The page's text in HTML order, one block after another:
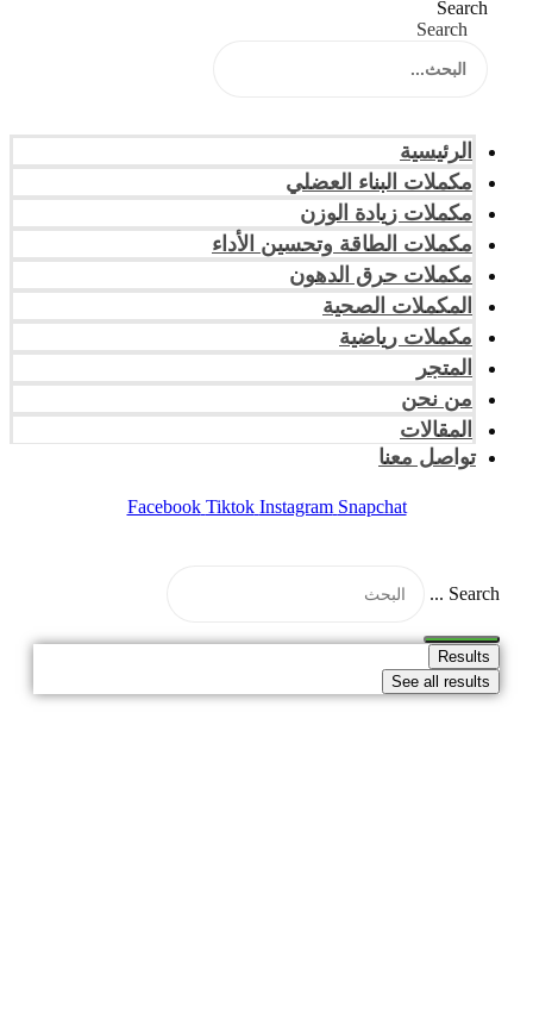
Search
Search
الرئيسية
مكملات البناء العضلي
مكملات زيادة الوزن
مكملات الطاقة وتحسين الأداء
مكملات حرق الدهون
المكملات الصحية
مكملات رياضية
المتجر
من نحن
المقالات
تواصل معنا
Facebook Tiktok Instagram Snapchat
Search ...
Results
See all results